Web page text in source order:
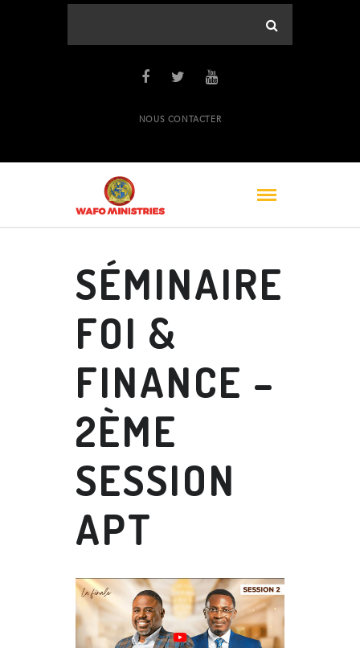
NOUS CONTACTER
SÉMINAIRE
FOI &
FINANCE –
2ÈME
SESSION
APT